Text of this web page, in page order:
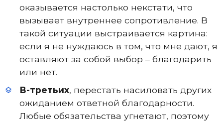
оказывается настолько некстати, что
вызывает внутреннее сопротивление. В
такой ситуации выстраивается картина:
если я не нуждаюсь в том, что мне дают, я
оставляют за собой выбор – благодарить
или нет.
В-третьих, перестать насиловать других
ожиданием ответной благодарности.
Любые обязательства угнетают, поэтому